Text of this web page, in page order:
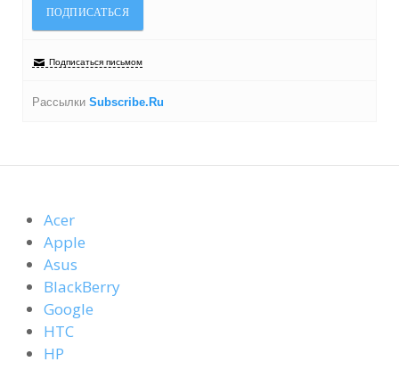
Подписаться письмом
Рассылки Subscribe.Ru
Acer
Apple
Asus
BlackBerry
Google
HTC
HP